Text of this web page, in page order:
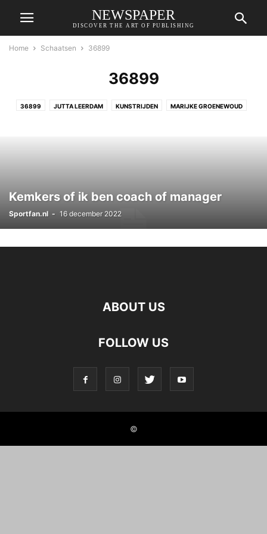
NEWSPAPER
DISCOVER THE ART OF PUBLISHING
Home Schaatsen 36899
36899
36899 JUTTA LEERDAM KUNSTRIJDEN MARIJKE GROENEWOUD
Kemkers of ik ben coach of manager
Sportfan.nl - 16 december 2022
ABOUT US
FOLLOW US
©